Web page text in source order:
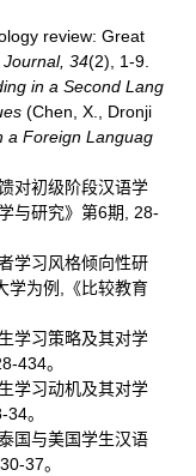
review: Great
Journal, 34(2), 1-9.
in a Second Lang
(Chen, X., Dronji
a Foreign Languag
对初级阶段汉语学
与研究》第6期, 28-
学习风格倾向性研
学为例,《比较教育
学习策略及其对学
434。
学习动机及其对学
。
国与美国学生汉语
30-37。